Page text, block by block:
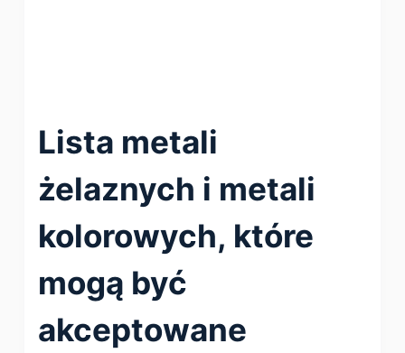
Lista metali
żelaznych i metali
kolorowych, które
mogą być
akceptowane